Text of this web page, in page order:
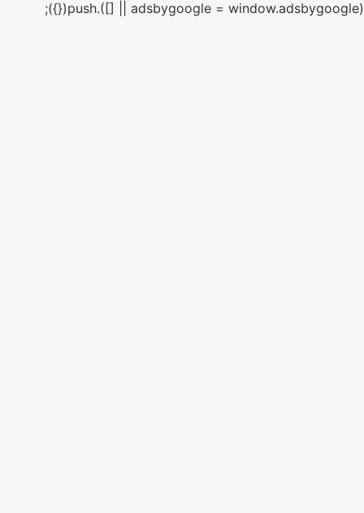
(adsbygoogle = window.adsbygoogle || []).push({});